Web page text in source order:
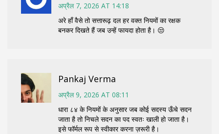
अप्रैल 7, 2026 AT 14:18
अरे हाँ वैसे तो सत्तारूढ़ दल हर वक्त नियमों का रक्षक
बनकर दिखते हैं जब उन्हें फायदा होता है। 😒
Pankaj Verma
अप्रैल 9, 2026 AT 08:11
धारा ८४ के नियमों के अनुसार जब कोई सदस्य ऊँचे सदन
जाता है तो निचले सदन का पद स्वतः खाली हो जाता है।
इसे फॉर्मल रूप से स्वीकार करना ज़रूरी है।